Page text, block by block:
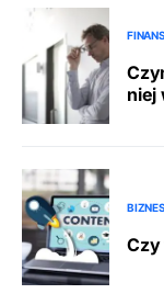
niej
BIZNES